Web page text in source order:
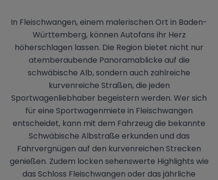
In Fleischwangen, einem malerischen Ort in Baden-
Württemberg, können Autofans ihr Herz
höherschlagen lassen. Die Region bietet nicht nur
atemberaubende Panoramablicke auf die
schwäbische Alb, sondern auch zahlreiche
kurvenreiche Straßen, die jeden
Sportwagenliebhaber begeistern werden. Wer sich
für eine Sportwagenmiete in Fleischwangen
entscheidet, kann mit dem Fahrzeug die bekannte
Schwäbische Albstraße erkunden und das
Fahrvergnügen auf den kurvenreichen Strecken
genießen. Zudem locken sehenswerte Highlights wie
das Schloss Fleischwangen oder das jährliche